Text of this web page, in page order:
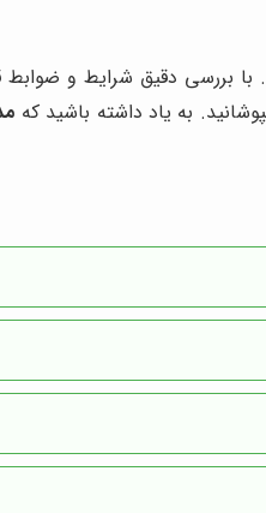
بررسی دقیق شرایط و ضوابط
به یاد داشته باشید که